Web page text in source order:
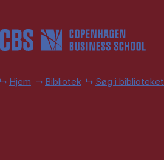
Hjem Bibliotek Søg i biblioteket